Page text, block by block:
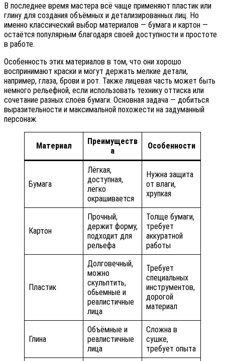
В последнее время мастера всё чаще применяют пластик или
глину для создания объёмных и детализированных лиц. Но
именно классический выбор материалов — бумага и картон —
остаётся популярным благодаря своей доступности и простоте
в работе.
Особенность этих материалов в том, что они хорошо
воспринимают краски и могут держать мелкие детали,
например, глаза, брови и рот. Также лицевая часть может быть
немного рельефной, если использовать технику оттиска или
сочетание разных слоёв бумаги. Основная задача — добиться
выразительности и максимальной похожести на задуманный
персонаж.
Материал
Преимуществ
а
Особенности
Бумага
Лёгкая,
доступная,
легко
окрашивается
Нужна защита
от влаги,
хрупкая
Картон
Прочный,
держит форму,
подходит для
рельефа
Толще бумаги,
требует
аккуратной
работы
Пластик
Долговечный,
можно
скульптить,
обьемные и
реалистичные
лица
Требует
специальных
инструментов,
дорогой
материал
Глина
Объёмные и
реалистичные
лица
Сложна в
сушке,
требует опыта